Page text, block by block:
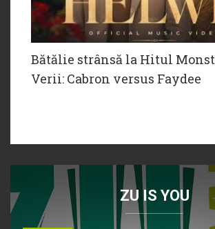
Bătălie strânsă la Hitul
Verii: Cabron versus Faydee
ZU IS YOU